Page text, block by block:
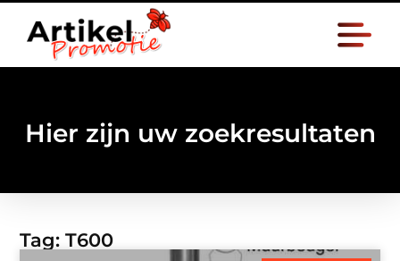
Hier zijn uw zoekresultaten
Tag: T600